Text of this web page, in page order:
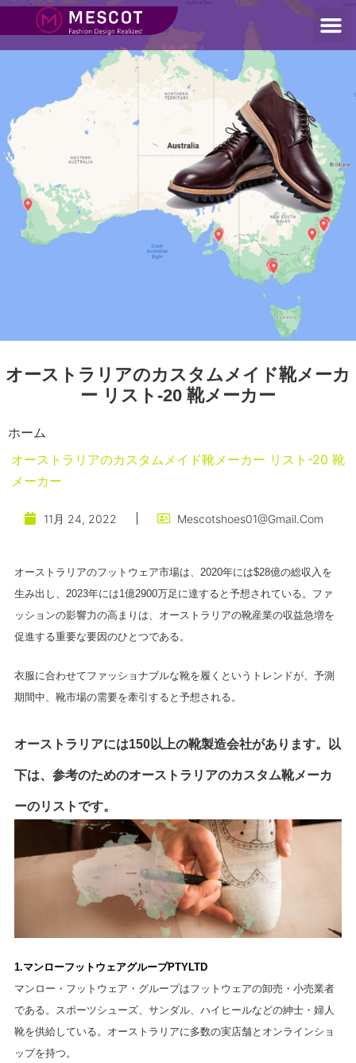
オーストラリアのカスタムメイド靴メーカ
ー リスト-20 靴メーカー
ホーム
オーストラリアのカスタムメイド靴メーカー リスト-20 靴
メーカー
11月 24, 2022 Mescotshoes01@gmail.com
オーストラリアのフットウェア市場は、2020年には$28億の総収入を
生み出し、2023年には1億2900万足に達すると予想されている。ファ
ッションの影響力の高まりは、オーストラリアの靴産業の収益急増を
促進する重要な要因のひとつである。
衣服に合わせてファッショナブルな靴を履くというトレンドが、予測
期間中、靴市場の需要を牽引すると予想される。
オーストラリアには150以上の靴製造会社があります。以
下は、参考のためのオーストラリアのカスタム靴メーカ
ーのリストです。
1.マンローフットウェアグループPTYLTD
マンロー・フットウェア・グループはフットウェアの卸売・小売業者
である。スポーツシューズ、サンダル、ハイヒールなどの紳士・婦人
靴を供給している。オーストラリアに多数の実店舗とオンラインショ
ップを持つ。